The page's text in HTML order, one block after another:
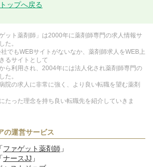
ップへ戻る
ット薬剤師」は2000年に薬剤師専門の求人情報サ
た。
でもWEBサイトがないなか、薬剤師求人をWEB上
るサイトとして
ら利用され、2004年には法人化され薬剤師専門の
た。
院の求人に非常に強く、より良い転職を望む薬剤
たった理念を持ち良い転職先を紹介していきま
の運営サービス
ファゲット薬剤師 」
ナースJJ 」